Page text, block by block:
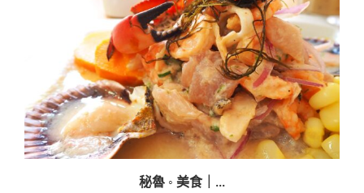
秘魯 ◦ 美食｜...